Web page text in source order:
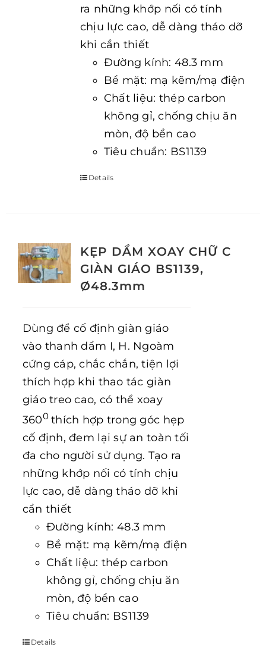
ra những khớp nối có tính
chịu lực cao, dễ dàng tháo dỡ
khi cần thiết
Đường kính: 48.3 mm
Bề mặt: mạ kẽm/mạ điện
Chất liệu: thép carbon
không gỉ, chống chịu ăn
mòn, độ bền cao
Tiêu chuẩn: BS1139
Details
KẸP DẦM XOAY CHỮ C
GIÀN GIÁO BS1139,
Ø48.3mm
Dùng để cố định giàn giáo
vào thanh dầm I, H. Ngoàm
cứng cáp, chắc chắn, tiện lợi
thích hợp khi thao tác giàn
giáo treo cao, có thể xoay
3600thích hợp trong góc hẹp
cố định, đem lại sự an toàn tối
đa cho người sử dụng. Tạo ra
những khớp nối có tính chịu
lực cao, dễ dàng tháo dỡ khi
cần thiết
Đường kính: 48.3 mm
Bề mặt: mạ kẽm/mạ điện
Chất liệu: thép carbon
không gỉ, chống chịu ăn
mòn, độ bền cao
Tiêu chuẩn: BS1139
Details